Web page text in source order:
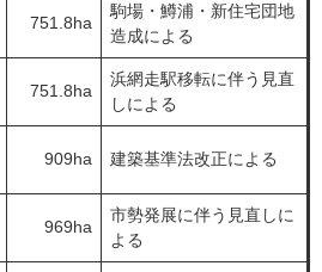
751.8ha
駒場・鱒浦・新住宅団地
造成による
751.8ha
浜網走駅移転に伴う見直
しによる
909ha 建築基準法改正による
969ha
市勢発展に伴う見直しに
よる